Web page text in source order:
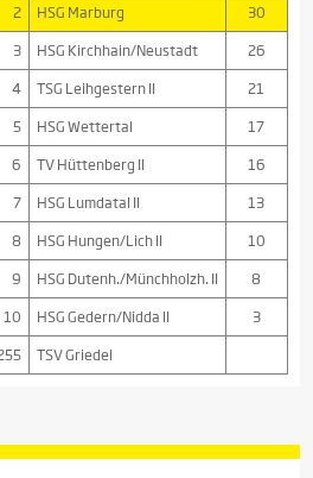
2
HSG Marburg
30
3
HSG Kirchhain/Neustadt
26
4
TSG Leihgestern II
21
5
HSG Wettertal
17
6
TV Hüttenberg II
16
7
HSG Lumdatal II
13
8
HSG Hungen/Lich II
10
9
HSG Dutenh./Münchholzh. II
8
10
HSG Gedern/Nidda II
3
TSV Griedel